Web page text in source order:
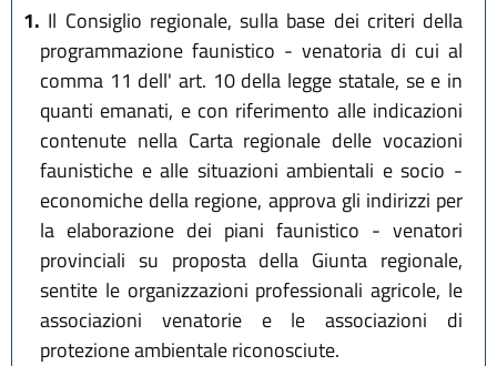
1. Il Consiglio regionale, sulla base dei criteri della
programmazione faunistico - venatoria di cui al
comma 11 dell' art. 10 della legge statale, se e in
quanti emanati, e con riferimento alle indicazioni
contenute nella Carta regionale delle vocazioni
faunistiche e alle situazioni ambientali e socio -
economiche della regione, approva gli indirizzi per
la elaborazione dei piani faunistico - venatori
provinciali su proposta della Giunta regionale,
sentite le organizzazioni professionali agricole, le
associazioni venatorie e le associazioni di
protezione ambientale riconosciute.